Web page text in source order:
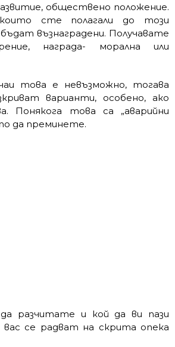
обществено положение.
които сте полагали до този
възнаградени. Получавате
награда- морална или
това е невъзможно, тогава
варианти, особено, ако
Понякога това са „аварийни
да преминете.
разчитате и кой да ви пази
се радват на скрита опека